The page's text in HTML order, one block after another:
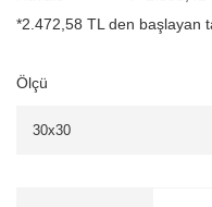
*2.472,58 TL den başlayan
Ölçü